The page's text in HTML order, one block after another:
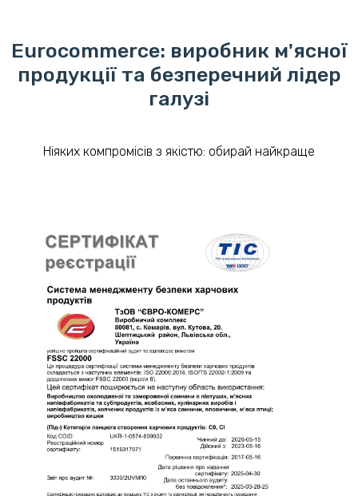
Eurocommerce: виробник м'ясної
продукції та безперечний лідер
галузі
Ніяких компромісів з якістю: обирай найкраще